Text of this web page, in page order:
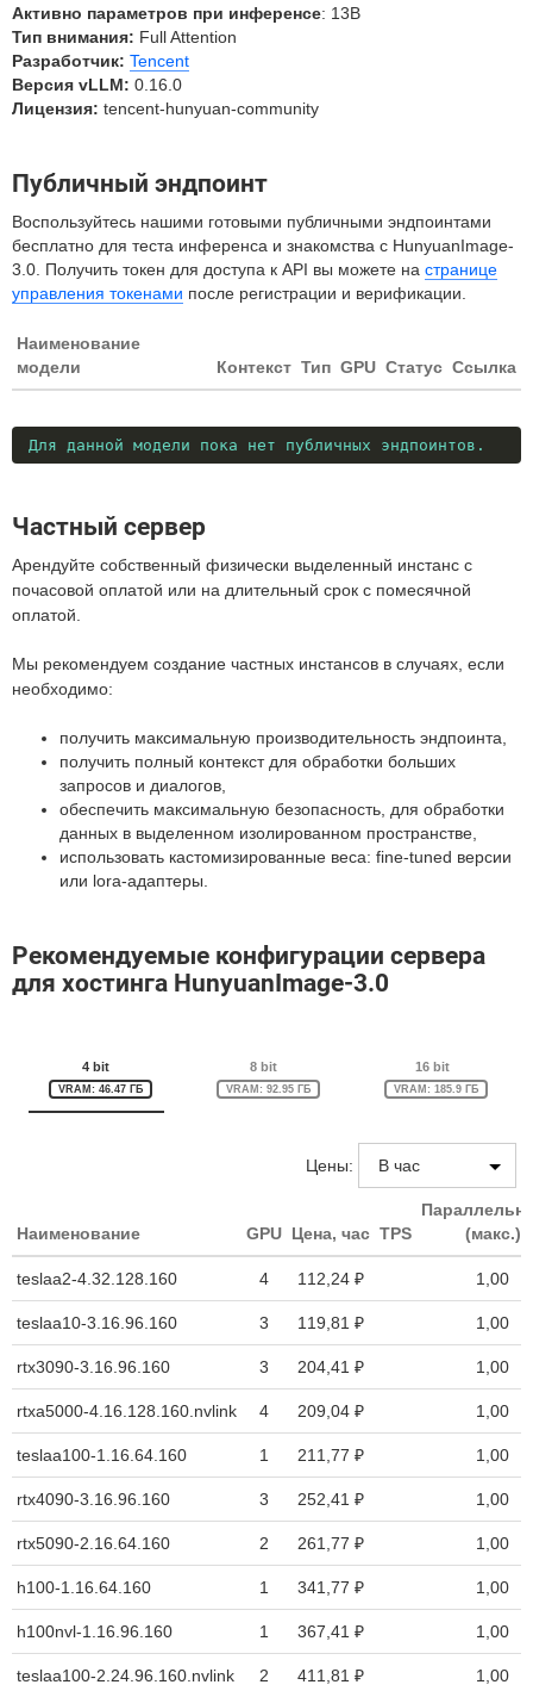
Активно параметров при инференсе: 13B
Тип внимания: Full Attention
Разработчик: Tencent
Версия vLLM: 0.16.0
Лицензия: tencent-hunyuan-community
Публичный эндпоинт
Воспользуйтесь нашими готовыми публичными эндпоинтами
бесплатно для теста инференса и знакомства с HunyuanImage-
3.0. Получить токен для доступа к API вы можете на странице
управления токенами после регистрации и верификации.
Наименование
модели
Контекст Тип GPU Статус Ссылка
Для данной модели пока нет публичных эндпоинтов.
Частный сервер
Арендуйте собственный физически выделенный инстанс с
почасовой оплатой или на длительный срок с помесячной
оплатой.
Мы рекомендуем создание частных инстансов в случаях, если
необходимо:
получить максимальную производительность эндпоинта,
получить полный контекст для обработки больших
запросов и диалогов,
обеспечить максимальную безопасность, для обработки
данных в выделенном изолированном пространстве,
использовать кастомизированные веса: fine-tuned версии
или lora-адаптеры.
Рекомендуемые конфигурации сервера
для хостинга HunyuanImage-3.0
4 bit
VRAM: 46.47 ГБ
8 bit
VRAM: 92.95 ГБ
16 bit
VRAM: 185.9 ГБ
Цены:
Наименование GPU Цена, час TPS
(макс.)
teslaa2-4.32.128.160 4 112,24 ₽ 1,00
teslaa10-3.16.96.160 3 119,81 ₽ 1,00
rtx3090-3.16.96.160 3 204,41 ₽ 1,00
rtxa5000-4.16.128.160.nvlink 4 209,04 ₽ 1,00
teslaa100-1.16.64.160 1 211,77 ₽ 1,00
rtx4090-3.16.96.160 3 252,41 ₽ 1,00
rtx5090-2.16.64.160 2 261,77 ₽ 1,00
h100-1.16.64.160 1 341,77 ₽ 1,00
h100nvl-1.16.96.160 1 367,41 ₽ 1,00
teslaa100-2.24.96.160.nvlink 2 411,81 ₽ 1,00